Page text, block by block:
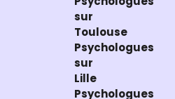
sur
Toulouse
Psychologues
sur
Lille
Psychologues